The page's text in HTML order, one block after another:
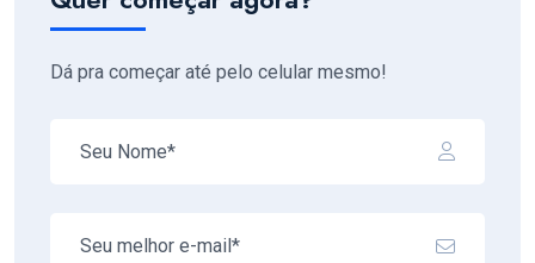
Dá pra começar até pelo celular mesmo!